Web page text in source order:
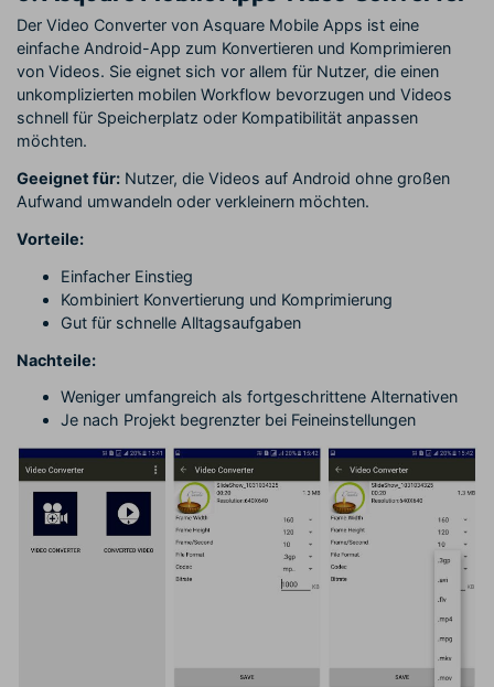
Der Video Converter von Asquare Mobile Apps ist eine
einfache Android-App zum Konvertieren und Komprimieren
von Videos. Sie eignet sich vor allem für Nutzer, die einen
unkomplizierten mobilen Workflow bevorzugen und Videos
schnell für Speicherplatz oder Kompatibilität anpassen
möchten.
Geeignet für: Nutzer, die Videos auf Android ohne großen
Aufwand umwandeln oder verkleinern möchten.
Vorteile:
Einfacher Einstieg
Kombiniert Konvertierung und Komprimierung
Gut für schnelle Alltagsaufgaben
Nachteile:
Weniger umfangreich als fortgeschrittene Alternativen
Je nach Projekt begrenzter bei Feineinstellungen